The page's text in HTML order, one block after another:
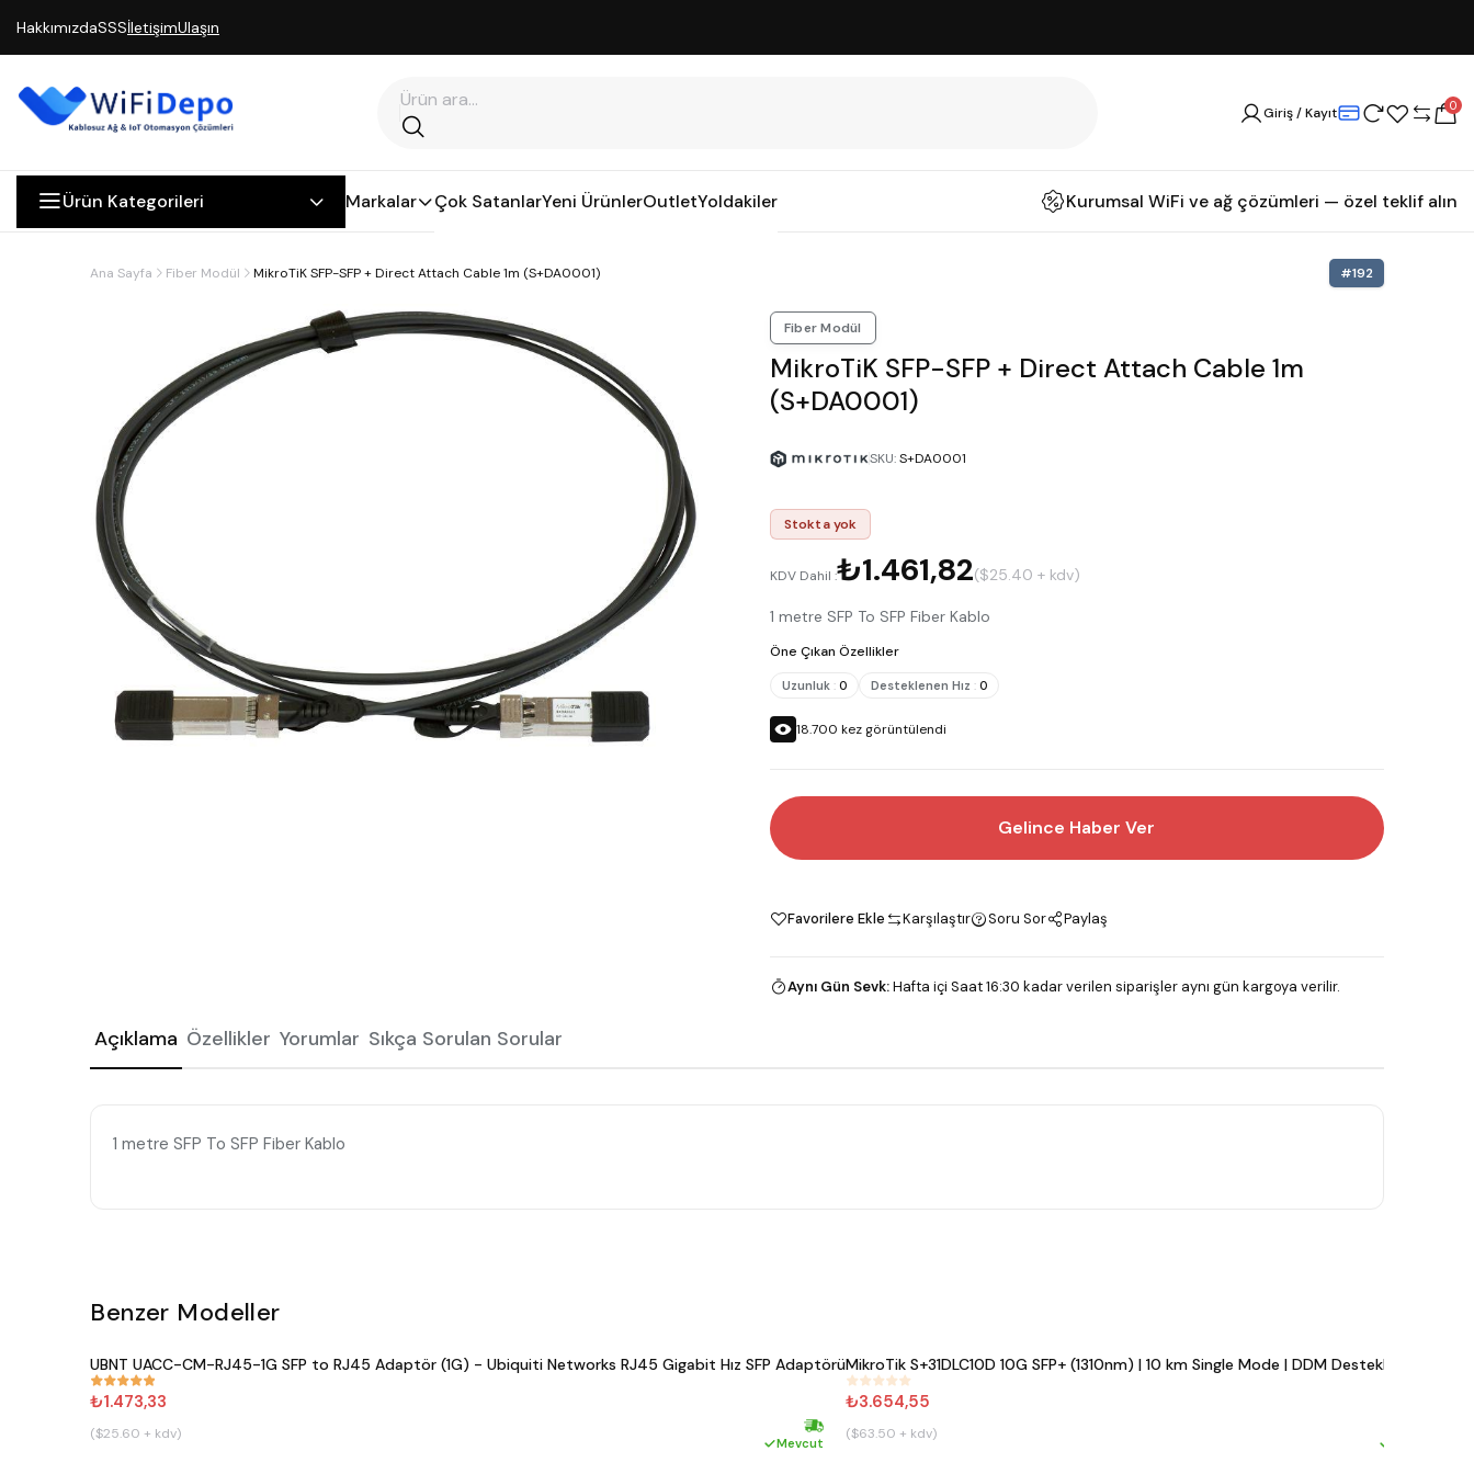
HakkımızdaSSSİletişimUlaşın
Giriş / Kayıt 0
Ürün Kategorileri Markalar Çok SatanlarYeni ÜrünlerOutletYoldakiler Kurumsal WiFi ve ağ çözümleri — özel teklif alın
Ana Sayfa Fiber Modül MikroTiK SFP-SFP + Direct Attach Cable 1m (S+DA0001) #192
Fiber Modül
MikroTiK SFP-SFP + Direct Attach Cable 1m
(S+DA0001)
SKU:S+DA0001
Stokta yok
KDV Dahil :₺1.461,82($25.40 + kdv)
1 metre SFP To SFP Fiber Kablo
Öne Çıkan Özellikler
Uzunluk : 0 Desteklenen Hız : 0
18.700 kez görüntülendi
Gelince Haber Ver
Favorilere Ekle Karşılaştır Soru Sor Paylaş
Aynı Gün Sevk:Hafta içi Saat 16:30 kadar verilen siparişler aynı gün kargoya verilir.
Açıklama Özellikler Yorumlar Sıkça Sorulan Sorular
1 metre SFP To SFP Fiber Kablo
Benzer Modeller
#809
UBNT UACC-CM-RJ45-1G SFP to RJ45 Adaptör (1G) - Ubiquiti Networks RJ45 Gigabit Hız SFP Adaptörü
₺1.473,33
($25.60 + kdv) Hızlı kargo
Mevcut
#799
MikroTik S+31DLC10D 10G SFP+ (1310nm) | 10 km Single Mode | DDM Destekli LC Modül
₺3.654,55
($63.50 + kdv)